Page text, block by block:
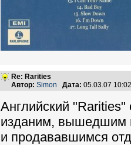
Re: Rarities
Автор: Simon Дата: 05.03.07
Английский
изданим, вышедшим в
и продававшимся